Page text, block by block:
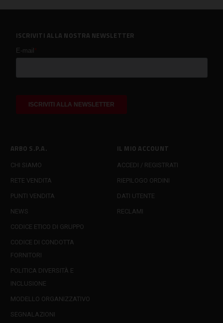
ARBO S.P.A.
CHI SIAMO
RETE VENDITA
PUNTI VENDITA
NEWS
CODICE ETICO DI GRUPPO
CODICE DI CONDOTTA
FORNITORI
POLITICA DIVERSITÀ E
INCLUSIONE
MODELLO ORGANIZZATIVO
SEGNALAZIONI
IL MIO ACCOUNT
ACCEDI / REGISTRATI
RIEPILOGO ORDINI
DATI UTENTE
RECLAMI
ISCRIVITI ALLA NOSTRA NEWSLETTER